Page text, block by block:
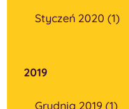
Styczeń 2020 (1)
2019
Grudnia 2019 (1)